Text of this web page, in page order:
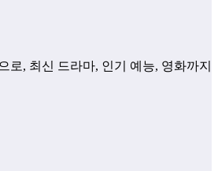
, 최신 드라마, 인기 예능, 영화까지